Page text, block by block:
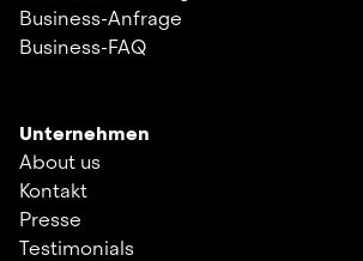
Business-Anfrage
Business-FAQ
Unternehmen
About us
Kontakt
Presse
Testimonials